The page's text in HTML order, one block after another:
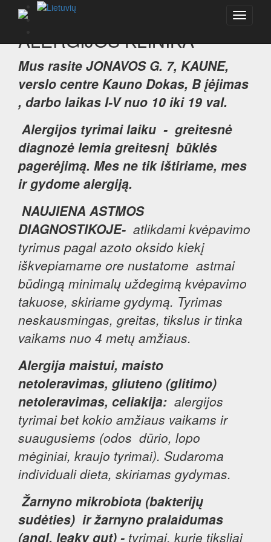
Toggle
ALERGIJOS KLINIKA
Mus rasite JONAVOS G. 7, KAUNE,
verslo centre Kauno Dokas, B įėjimas
, darbo laikas I-V nuo 10 iki 19 val.
Alergijos tyrimai laiku - greitesnė
diagnozė lemia greitesnį būklės
pagerėjimą. Mes ne tik ištiriame, mes
ir gydome alergiją.
NAUJIENA ASTMOS
DIAGNOSTIKOJE- atlikdami kvėpavimo
tyrimus pagal azoto oksido kiekį
iškvepiamame ore nustatome astmai
būdingą minimalų uždegimą kvėpavimo
takuose, skiriame gydymą. Tyrimas
neskausmingas, greitas, tikslus ir tinka
vaikams nuo 4 metų amžiaus.
Alergija maistui, maisto
netoleravimas, gliuteno (glitimo)
netoleravimas, celiakija: alergijos
tyrimai bet kokio amžiaus vaikams ir
suaugusiems (odos dūrio, lopo
mėginiai, kraujo tyrimai). Sudaroma
individuali dieta, skiriamas gydymas.
Žarnyno mikrobiota (bakterijų
sudėties) ir žarnyno pralaidumas
(angl. leaky gut) - tyrimai, kurie tiksliai